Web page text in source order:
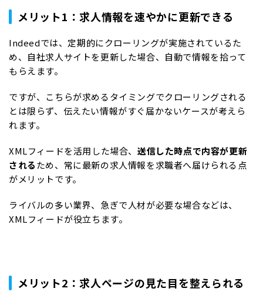
メリット1：求人情報を速やかに更新できる
Indeedでは、定期的にクローリングが実施されているた
め、自社求人サイトを更新した場合、自動で情報を拾って
もらえます。
ですが、こちらが求めるタイミングでクローリングされる
とは限らず、伝えたい情報がすぐ届かないケースが考えら
れます。
XMLフィードを活用した場合、 送信した時点で内容が更新
されるため、常に最新の求人情報を求職者へ届けられる点
がメリットです。
ライバルの多い業界、急ぎで人材が必要な場合などは、
XMLフィードが役立ちます。
メリット2：求人ページの見た目を整えられる